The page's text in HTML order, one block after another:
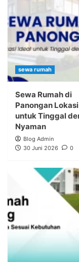
sewa rumah
Sewa Rumah di
Panongan
untuk Tinggal
Nyaman
Blog Admin
30 Juni 2026
0